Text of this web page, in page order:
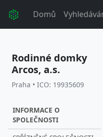
Domů
Rodinné domky
Arcos, a.s.
Praha • ICO: 19935609
INFORMACE O
SPOLEČNOSTI